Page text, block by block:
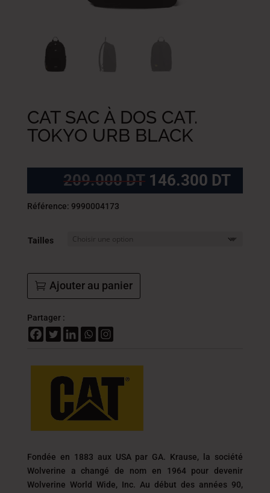
CAT SAC À DOS CAT.
TOKYO URB BLACK
209.000DT Le
prix
146.300 DTLe
prix
Référence: 9990004173
Tailles
Ajouter au panier
Partager :
Fondée en 1883 aux USA par GA. Krause, la société
Wolverine a changé de nom en 1964 pour devenir
Wolverine World Wide, Inc. Au début des années 90,